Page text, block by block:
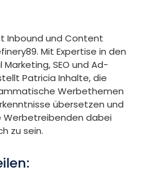
Inbound und Content
Mit Expertise in den
SEO und Ad-
Patricia Inhalte, die
Werbethemen
übersetzen und
Werbetreibenden dabei
zu sein.